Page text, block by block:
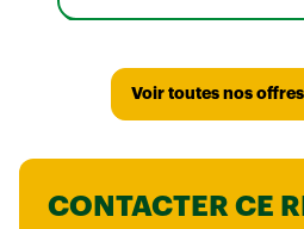
Voir toutes nos
CONTACTER CE